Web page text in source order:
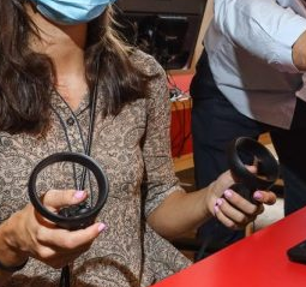
Incarichi e riconoscimenti